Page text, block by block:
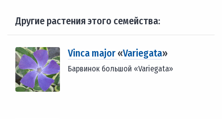
Другие растения этого семейства:
Vinca major «Variegata»
Барвинок большой «Variegata»